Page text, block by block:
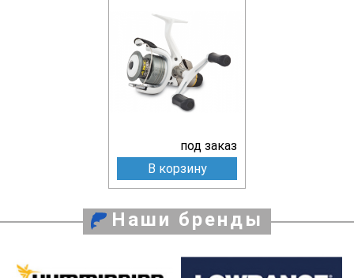
под заказ
В корзину
Наши бренды